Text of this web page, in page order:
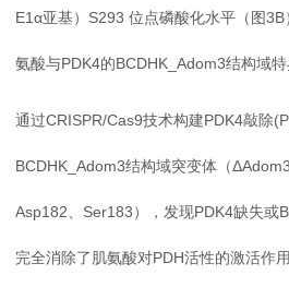
E1α亚基）S293 位点磷酸化水平（图
氨酸与PDK4的BCDHK_Adom3结构域特
通过CRISPR/Cas9技术构建PDK4敲除
BCDHK_Adom3结构域突变体（
Asp182、Ser183），发现PDK4缺失或
完全消除了肌氨酸对PDH活性的激活作